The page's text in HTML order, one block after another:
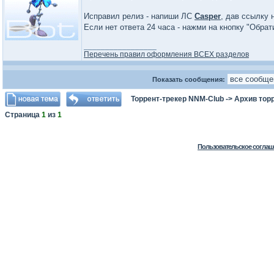
Исправил релиз - напиши ЛС Casper, дав ссылку
Если нет ответа 24 часа - нажми на кнопку
Перечень правил оформления ВСЕХ разделов
Показать сообщения:
Торрент-трекер NNM-Club -> Архив
Страница 1 из 1
Пользовательское